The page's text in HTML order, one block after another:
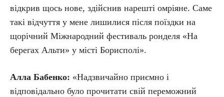
відкрив щось нове, здійснив нарешті омріяне. Саме
такі відчуття у мене лишилися після поїздки на
щорічний Міжнародний фестиваль ронделя «На
берегах Альти» у місті Борисполі».
Алла Бабенко: «Надзвичайно приємно і
відповідально було прочитати свій переможний